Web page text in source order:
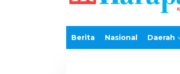
Berita Nasional Daerah